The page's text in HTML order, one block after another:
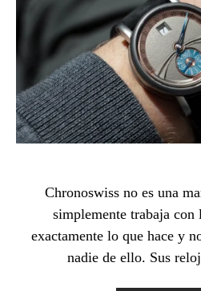
Chronoswiss no es una
simplemente trabaja con
exactamente lo que hace y
nadie de ello. Sus